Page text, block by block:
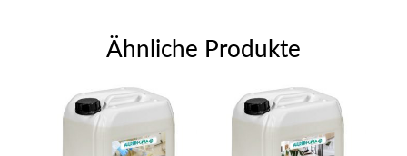
Ähnliche Produkte